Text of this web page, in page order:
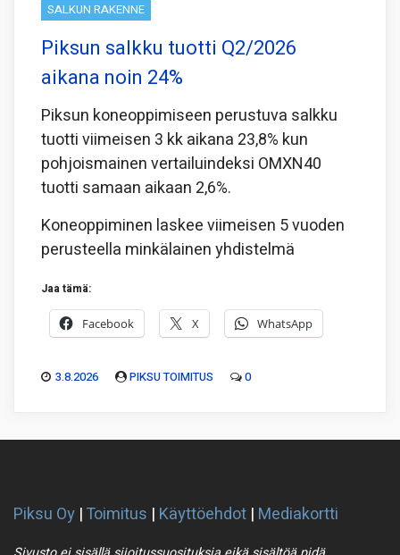
SALKUN RAKENNE
Piksun salkku tuotti Q2/2026
aikana noin 24%
Piksun koneoppimiseen perustuva salkku
tuotti viimeisen 3 kk aikana 23,8% kun
pohjoismainen vertailuindeksi OMXN40
tuotti samaan aikaan 2,6%.
Koneoppiminen laskee viimeisen 5 vuoden
perusteella minkälainen yhdistelmä
Jaa tämä:
Facebook X WhatsApp
3.8.2026 PIKSU TOIMITUS 0
Piksu Oy |Toimitus | Käyttöehdot | Mediakortti